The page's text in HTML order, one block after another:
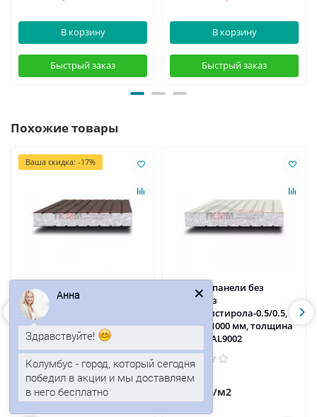
В корзину
Быстрый заказ
В корзину
Быстрый заказ
Похожие товары
Ваша скидка: -17%
Сэндвич-панели без
замков из
пенополистирола-0.5/0.5,
ширина 1000 мм, толщина
100 мм, RAL8017
2097р. 1740р. /м2
Сэндвич-панели без
замков из
пенополистирола-0.5/0.5,
ширина 1000 мм, толщина
100 мм, RAL9002
/м2
Анна
Здравствуйте!
Колумбус - город, который сегодня
победил в акции и мы доставляем
в него бесплатно